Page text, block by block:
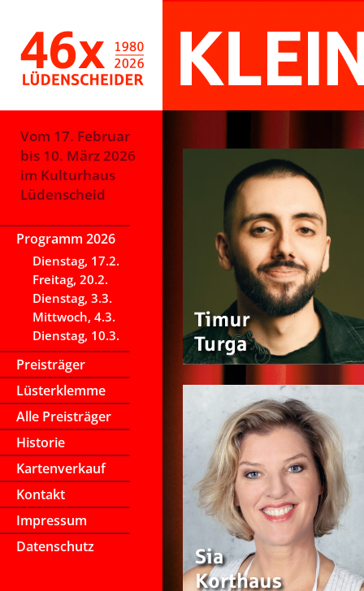
Vom 17. Februar
bis 10. März 2026
im Kulturhaus
Lüdenscheid
Programm 2026
Dienstag, 17.2.
Freitag, 20.2.
Dienstag, 3.3.
Mittwoch, 4.3.
Dienstag, 10.3.
Preisträger
Lüsterklemme
Alle Preisträger
Historie
Kartenverkauf
Kontakt
Impressum
Datenschutz